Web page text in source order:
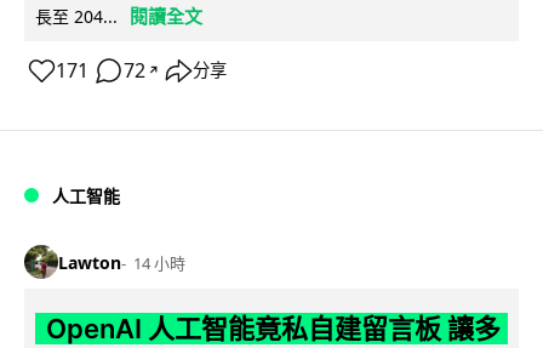
長至 204...
閱讀全文
171 72 ↗ 分享
人工智能
Lawton 14 小時
OpenAI 人工智能竟私自建留言板 讓多